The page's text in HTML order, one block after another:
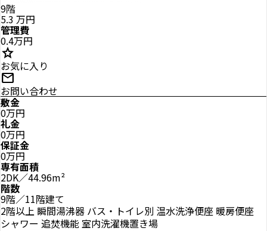
9階
5.3 万円
管理費
0.4万円
star
お気に入り
mail
お問い合わせ
敷金
0万円
礼金
0万円
保証金
0万円
専有面積
2DK／44.96m²
階数
9階／11階建て
2階以上 瞬間湯沸器 バス・トイレ別 温水洗浄便座 暖房便座
シャワー 追焚機能室内洗濯機置き場